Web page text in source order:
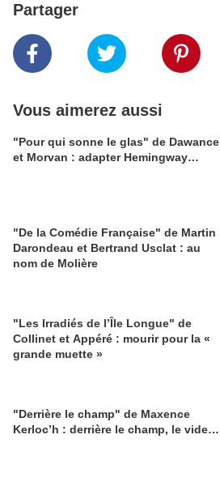
Partager
Vous aimerez aussi
"Pour qui sonne le glas" de Dawance
et Morvan : adapter Hemingway…
"De la Comédie Française" de Martin
Darondeau et Bertrand Usclat : au
nom de Molière
"Les Irradiés de l’Île Longue" de
Collinet et Appéré : mourir pour la «
grande muette »
"Derrière le champ" de Maxence
Kerloc’h : derrière le champ, le vide…